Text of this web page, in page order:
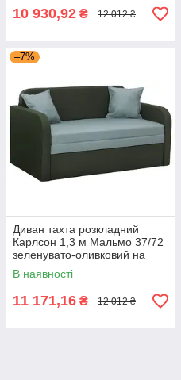
10 930,92 ₴ 12 012 ₴
–7%
Диван тахта розкладний
Карлсон 1,3 м Мальмо 37/72
зеленувато-оливковий на
ламелях із подушка для
щоденного сну Мікс Меблі
В наявності
11 171,16 ₴ 12 012 ₴